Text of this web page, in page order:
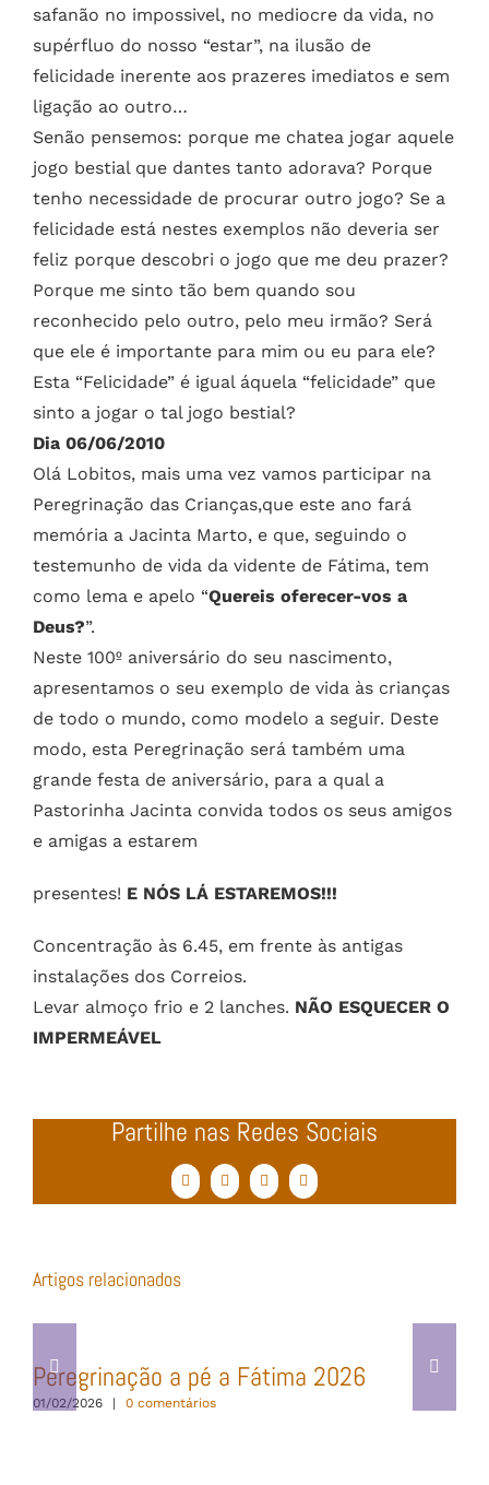
safanão no impossivel, no mediocre da vida, no
supérfluo do nosso “estar”, na ilusão de
felicidade inerente aos prazeres imediatos e sem
ligação ao outro…
Senão pensemos: porque me chatea jogar aquele
jogo bestial que dantes tanto adorava? Porque
tenho necessidade de procurar outro jogo? Se a
felicidade está nestes exemplos não deveria ser
feliz porque descobri o jogo que me deu prazer?
Porque me sinto tão bem quando sou
reconhecido pelo outro, pelo meu irmão? Será
que ele é importante para mim ou eu para ele?
Esta “Felicidade” é igual áquela “felicidade” que
sinto a jogar o tal jogo bestial?
Dia 06/06/2010
Olá Lobitos, mais uma vez vamos participar na
Peregrinação das Crianças,que este ano fará
memória a Jacinta Marto, e que, seguindo o
testemunho de vida da vidente de Fátima, tem
como lema e apelo “Quereis oferecer-vos a
Deus?”.
Neste 100º aniversário do seu nascimento,
apresentamos o seu exemplo de vida às crianças
de todo o mundo, como modelo a seguir. Deste
modo, esta Peregrinação será também uma
grande festa de aniversário, para a qual a
Pastorinha Jacinta convida todos os seus amigos
e amigas a estarem
presentes! E NÓS LÁ ESTAREMOS!!!
Concentração às 6.45, em frente às antigas
instalações dos Correios.
Levar almoço frio e 2 lanches. NÃO ESQUECER O
IMPERMEÁVEL
Partilhe nas Redes Sociais
FacebookTwitterWhatsApp
Email
(necessário
Artigos relacionados
Peregrinação a pé a Fátima 2026
01/02/2026 | 0 comentários